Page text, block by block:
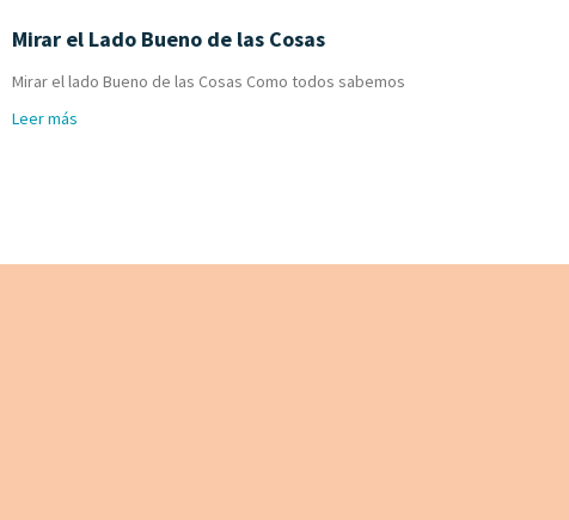
Mirar el Lado Bueno de las Cosas
Mirar el lado Bueno de las Cosas Como todos sabemos
Leer más